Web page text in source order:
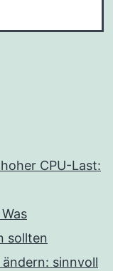
CPU-Last:
sollten
sinnvoll